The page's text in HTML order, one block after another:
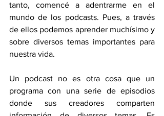
tanto, comencé a adentrarme en el
mundo de los podcasts. Pues, a través
de ellos podemos aprender muchísimo y
sobre diversos temas importantes para
nuestra vida.
Un podcast no es otra cosa que un
programa con una serie de episodios
donde sus creadores comparten